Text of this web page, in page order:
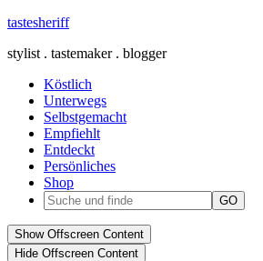
tastesheriff
stylist . tastemaker . blogger
Köstlich
Unterwegs
Selbstgemacht
Empfiehlt
Entdeckt
Persönliches
Shop
Show Offscreen Content
Hide Offscreen Content